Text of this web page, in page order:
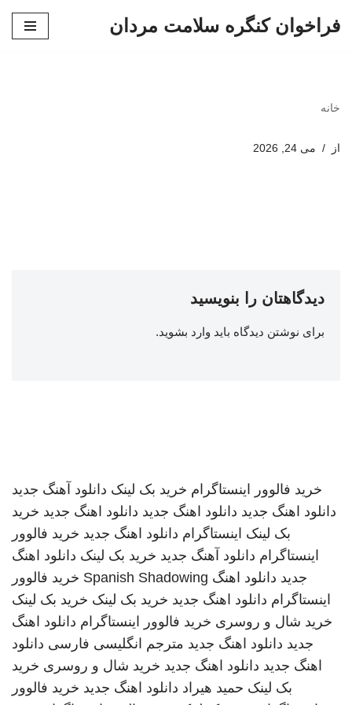
فراخوان کنگره سلامت مردان
خانه
از می 24, 2026
دیدگاهتان را بنویسید
برای نوشتن دیدگاه باید وارد بشوید.
خرید فالوور اینستاگرام خرید بک لینک دانلود آهنگ جدید
دانلود اهنگ جدید دانلود اهنگ جدید دانلود اهنگ جدید خرید
بک لینک اینستاگرام دانلود اهنگ جدید خرید فالوور
اینستاگرام دانلود آهنگ جدید خرید بک لینک دانلود اهنگ
جدید دانلود اهنگ Spanish Shadowing خرید فالوور
اینستاگرام دانلود اهنگ جدید خرید بک لینک خرید بک لینک
خرید شال و روسری خرید فالوور اینستاگرام دانلود اهنگ
جدید دانلود اهنگ جدید مترجم انگلیسی فارسی دانلود
اهنگ جدید دانلود اهنگ جدید خرید شال و روسری خرید
بک لینک حمید هیراد دانلود اهنگ جدید خرید فالوور